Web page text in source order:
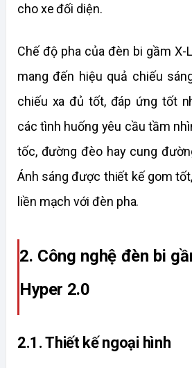
cho xe đối diện.
Chế độ pha của đèn bi gầm X-
mang đến hiệu quả chiếu
chiếu xa đủ tốt, đáp ứng tốt
các tình huống yêu cầu tầm
tốc, đường đèo hay cung
Ánh sáng được thiết kế gom
liền mạch với đèn pha.
2. Công nghệ đèn bi
Hyper 2.0
2.1. Thiết kế ngoại hình